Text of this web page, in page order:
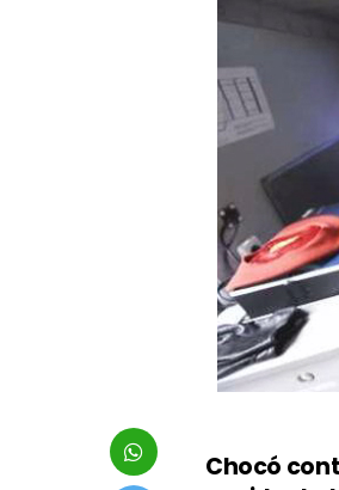
Chocó